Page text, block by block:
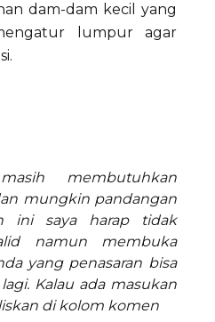
dam-dam kecil yang
lumpur agar
membutuhkan
mungkin pandangan
ini saya harap tidak
namun membuka
yang penasaran bisa
Kalau ada masukan
di kolom komen